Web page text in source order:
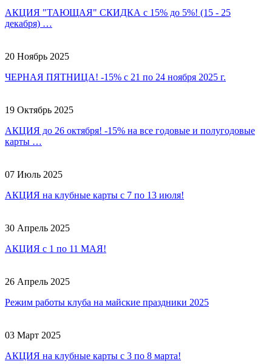
АКЦИЯ "ТАЮЩАЯ" СКИДКА с 15% до 5%! (15 - 25
декабря) …
20 Ноябрь 2025
ЧЕРНАЯ ПЯТНИЦА! -15% с 21 по 24 ноября 2025 г.
19 Октябрь 2025
АКЦИЯ до 26 октября! -15% на все годовые и полугодовые
карты …
07 Июль 2025
АКЦИЯ на клубные карты с 7 по 13 июля!
30 Апрель 2025
АКЦИЯ с 1 по 11 МАЯ!
26 Апрель 2025
Режим работы клуба на майские праздники 2025
03 Март 2025
АКЦИЯ на клубные карты с 3 по 8 марта!